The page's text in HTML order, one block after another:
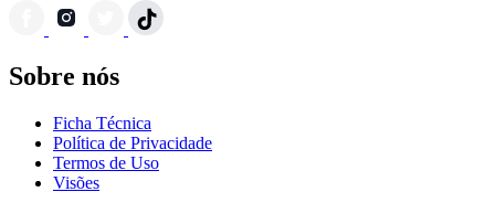
Sobre nós
Ficha Técnica
Política de Privacidade
Termos de Uso
Visões